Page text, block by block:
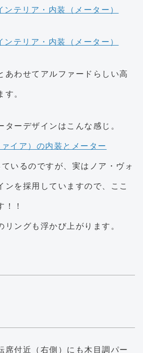
あわせてアルファードらしい高
す。
ターデザインはこんな感じ。
いるのですが、実はノア・ヴォ
ンを採用していますので、ここ
！！
リングも浮かび上がります。
席付近（右側）にも木目調パー